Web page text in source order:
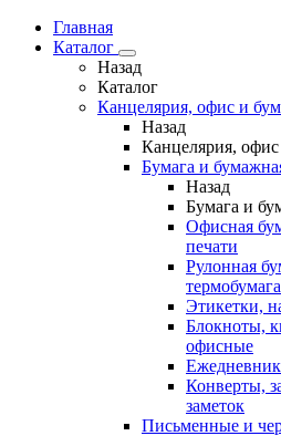
Главная
Каталог
Назад
Каталог
Канцелярия, офис и
Назад
Канцелярия, офис
Бумага и
Назад
Бумага и
Офисная
печати
Рулонная
термобумага
Этикетки,
Блокноты,
офисные
Конверты,
заметок
Письменные и